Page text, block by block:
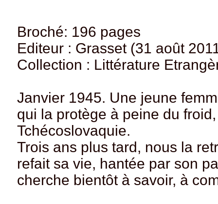
Broché: 196 pages
Editeur : Grasset (31 août
Collection : Littérature
Janvier 1945. Une jeune
qui la protège à peine du
Tchécoslovaquie.
Trois ans plus tard, nous la
refait sa vie, hantée par son
cherche bientôt à savoir, à